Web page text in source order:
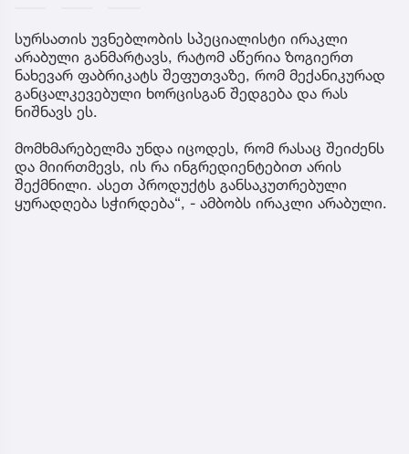
სურსათის უვნებლობის სპეციალისტი ირაკლი
არაბული განმარტავს, რატომ აწერია ზოგიერთ
ნახევარ ფაბრიკატს შეფუთვაზე, რომ მექანიკურად
განცალკევებული ხორცისგან შედგება და რას
ნიშნავს ეს.
მომხმარებელმა უნდა იცოდეს, რომ რასაც შეიძენს
და მიირთმევს, ის რა ინგრედიენტებით არის
შექმნილი. ასეთ პროდუქტს განსაკუთრებული
ყურადღება სჭირდება“, - ამბობს ირაკლი არაბული.